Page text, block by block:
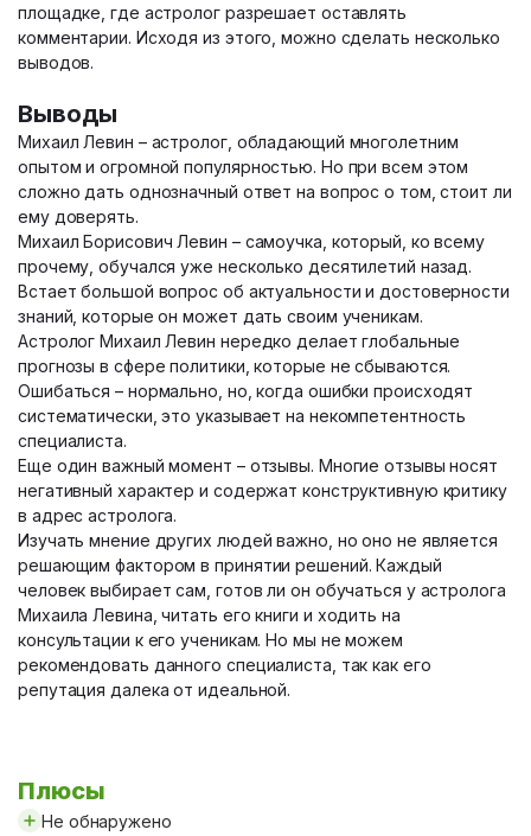
площадке, где астролог разрешает оставлять
комментарии. Исходя из этого, можно сделать несколько
выводов.
Выводы
Михаил Левин – астролог, обладающий многолетним
опытом и огромной популярностью. Но при всем этом
сложно дать однозначный ответ на вопрос о том, стоит ли
ему доверять.
Михаил Борисович Левин – самоучка, который, ко всему
прочему, обучался уже несколько десятилетий назад.
Встает большой вопрос об актуальности и достоверности
знаний, которые он может дать своим ученикам.
Астролог Михаил Левин нередко делает глобальные
прогнозы в сфере политики, которые не сбываются.
Ошибаться – нормально, но, когда ошибки происходят
систематически, это указывает на некомпетентность
специалиста.
Еще один важный момент – отзывы. Многие отзывы носят
негативный характер и содержат конструктивную критику
в адрес астролога.
Изучать мнение других людей важно, но оно не является
решающим фактором в принятии решений. Каждый
человек выбирает сам, готов ли он обучаться у астролога
Михаила Левина, читать его книги и ходить на
консультации к его ученикам. Но мы не можем
рекомендовать данного специалиста, так как его
репутация далека от идеальной.
Плюсы
Не обнаружено